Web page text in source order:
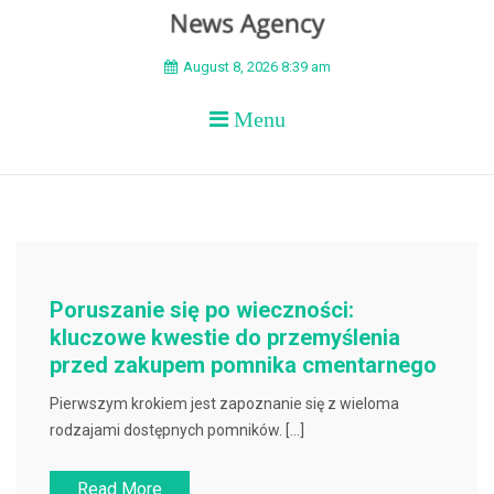
BEYOND APEX
August 8, 2026 8:39 am
Menu
Poruszanie się po wieczności:
kluczowe kwestie do przemyślenia
przed zakupem pomnika cmentarnego
Pierwszym krokiem jest zapoznanie się z wieloma
rodzajami dostępnych pomników. […]
Read More